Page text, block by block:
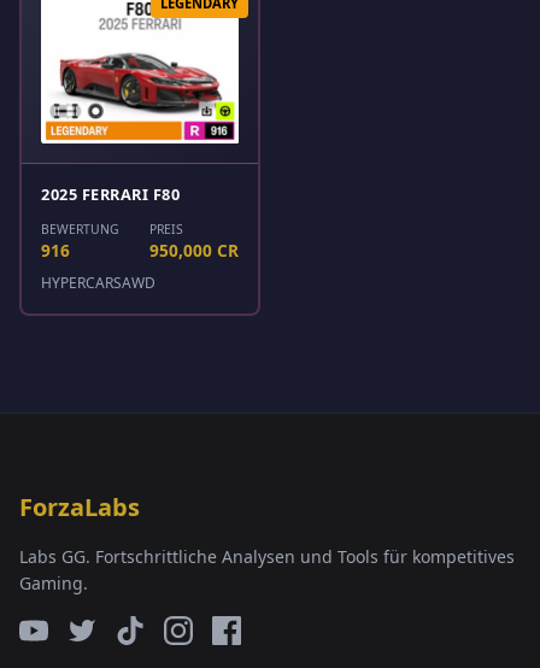
2025 FERRARI F80
BEWERTUNG
916
PREIS
950,000 CR
HYPERCARSAWD
ForzaLabs
Labs GG. Fortschrittliche Analysen und Tools für kompetitives
Gaming.